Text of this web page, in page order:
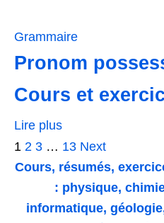
Grammaire
Pronom
Cours et
Lire plus
1 2 3 … 13 Next
Cours, résumés,
: physique,
informatique,